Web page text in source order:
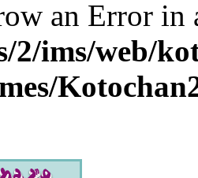
an Error in
2/ims/web/